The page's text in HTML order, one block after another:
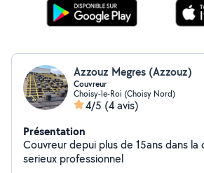
Azzouz Megres (Azzouz)
Couvreur
Choisy-le-Roi (Choisy Nord)
4/5 (4 avis)
Présentation
Couvreur depui plus de 15ans dans la
serieux professionnel